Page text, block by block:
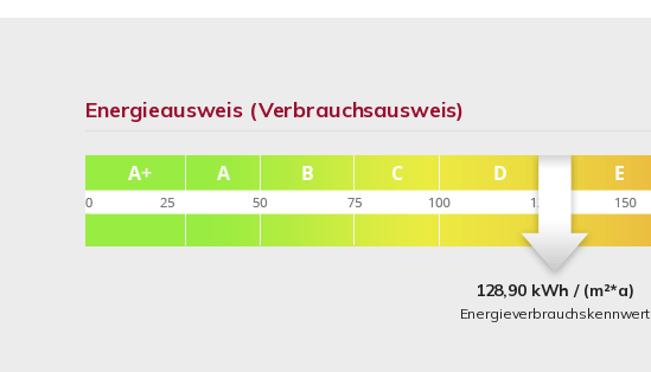
Energieausweis (Verbrauchsausweis)
128,90 kWh / (m²*a)
Energieverbrauchskennwert